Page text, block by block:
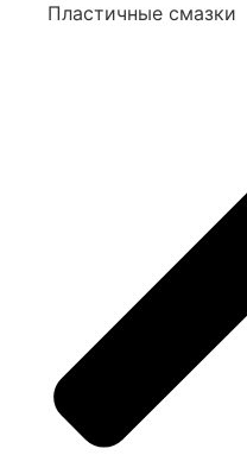
Пластичные смазки